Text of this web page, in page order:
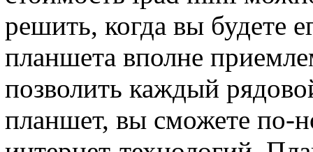
решить, когда вы будете
планшета вполне
позволить каждый
планшет, вы сможете по-